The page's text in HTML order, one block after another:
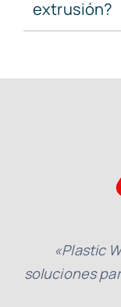
extrusión?
«Plastic
soluciones